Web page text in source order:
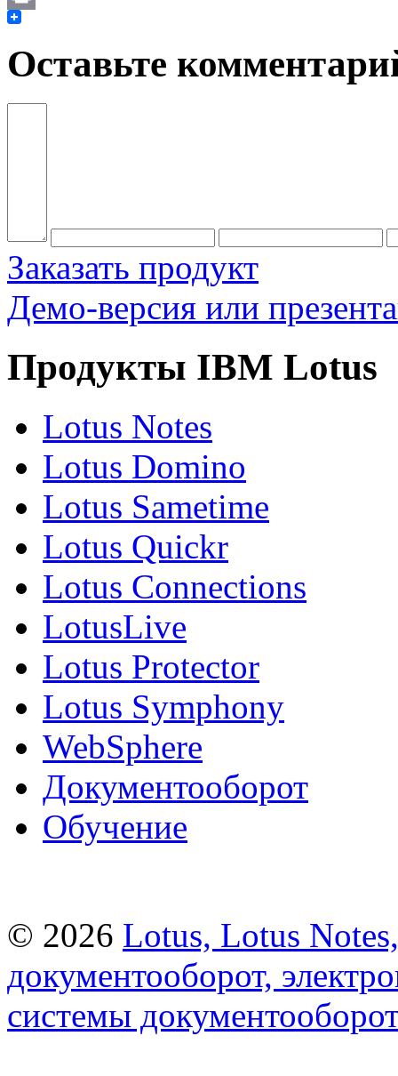
Print
Оставьте
Заказать продукт
Демо-версия или
Продукты IBM Lotus
Lotus Notes
Lotus Domino
Lotus Sametime
Lotus Quickr
Lotus Connections
LotusLive
Lotus Protector
Lotus Symphony
WebSphere
Документооборот
Обучение
© 2026 Lotus, Lotus
документооборот,
системы